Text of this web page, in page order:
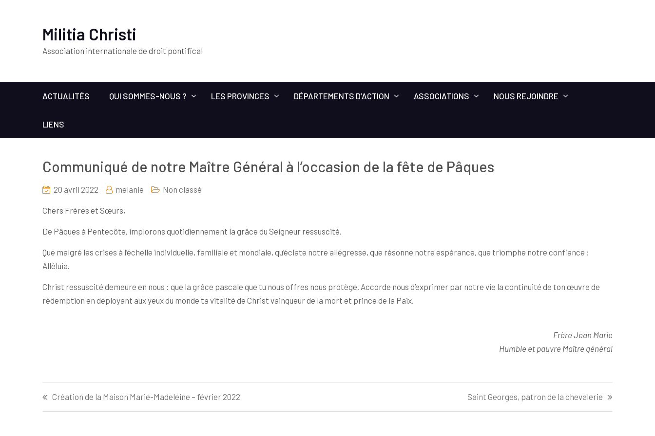
Militia Christi
Association internationale de droit pontifical
ACTUALITÉS QUI SOMMES-NOUS ? LES PROVINCES DÉPARTEMENTS D’ACTION ASSOCIATIONS NOUS REJOINDRE
LIENS
Communiqué de notre Maître Général à l’occasion de la fête de Pâques
20 avril 2022 melanie Non classé
Chers Frères et Sœurs,
De Pâques à Pentecôte, implorons quotidiennement la grâce du Seigneur ressuscité.
Que malgré les crises à l’échelle individuelle, familiale et mondiale, qu’éclate notre allégresse, que résonne notre espérance, que triomphe notre confiance :
Alléluia.
Christ ressuscité demeure en nous : que la grâce pascale que tu nous offres nous protège. Accorde nous d’exprimer par notre vie la continuité de ton œuvre de
rédemption en déployant aux yeux du monde ta vitalité de Christ vainqueur de la mort et prince de la Paix.
Frère Jean Marie
Humble et pauvre Maître général
Navigation
de
Création de la Maison Marie-Madeleine – février 2022 Saint Georges, patron de la chevalerie